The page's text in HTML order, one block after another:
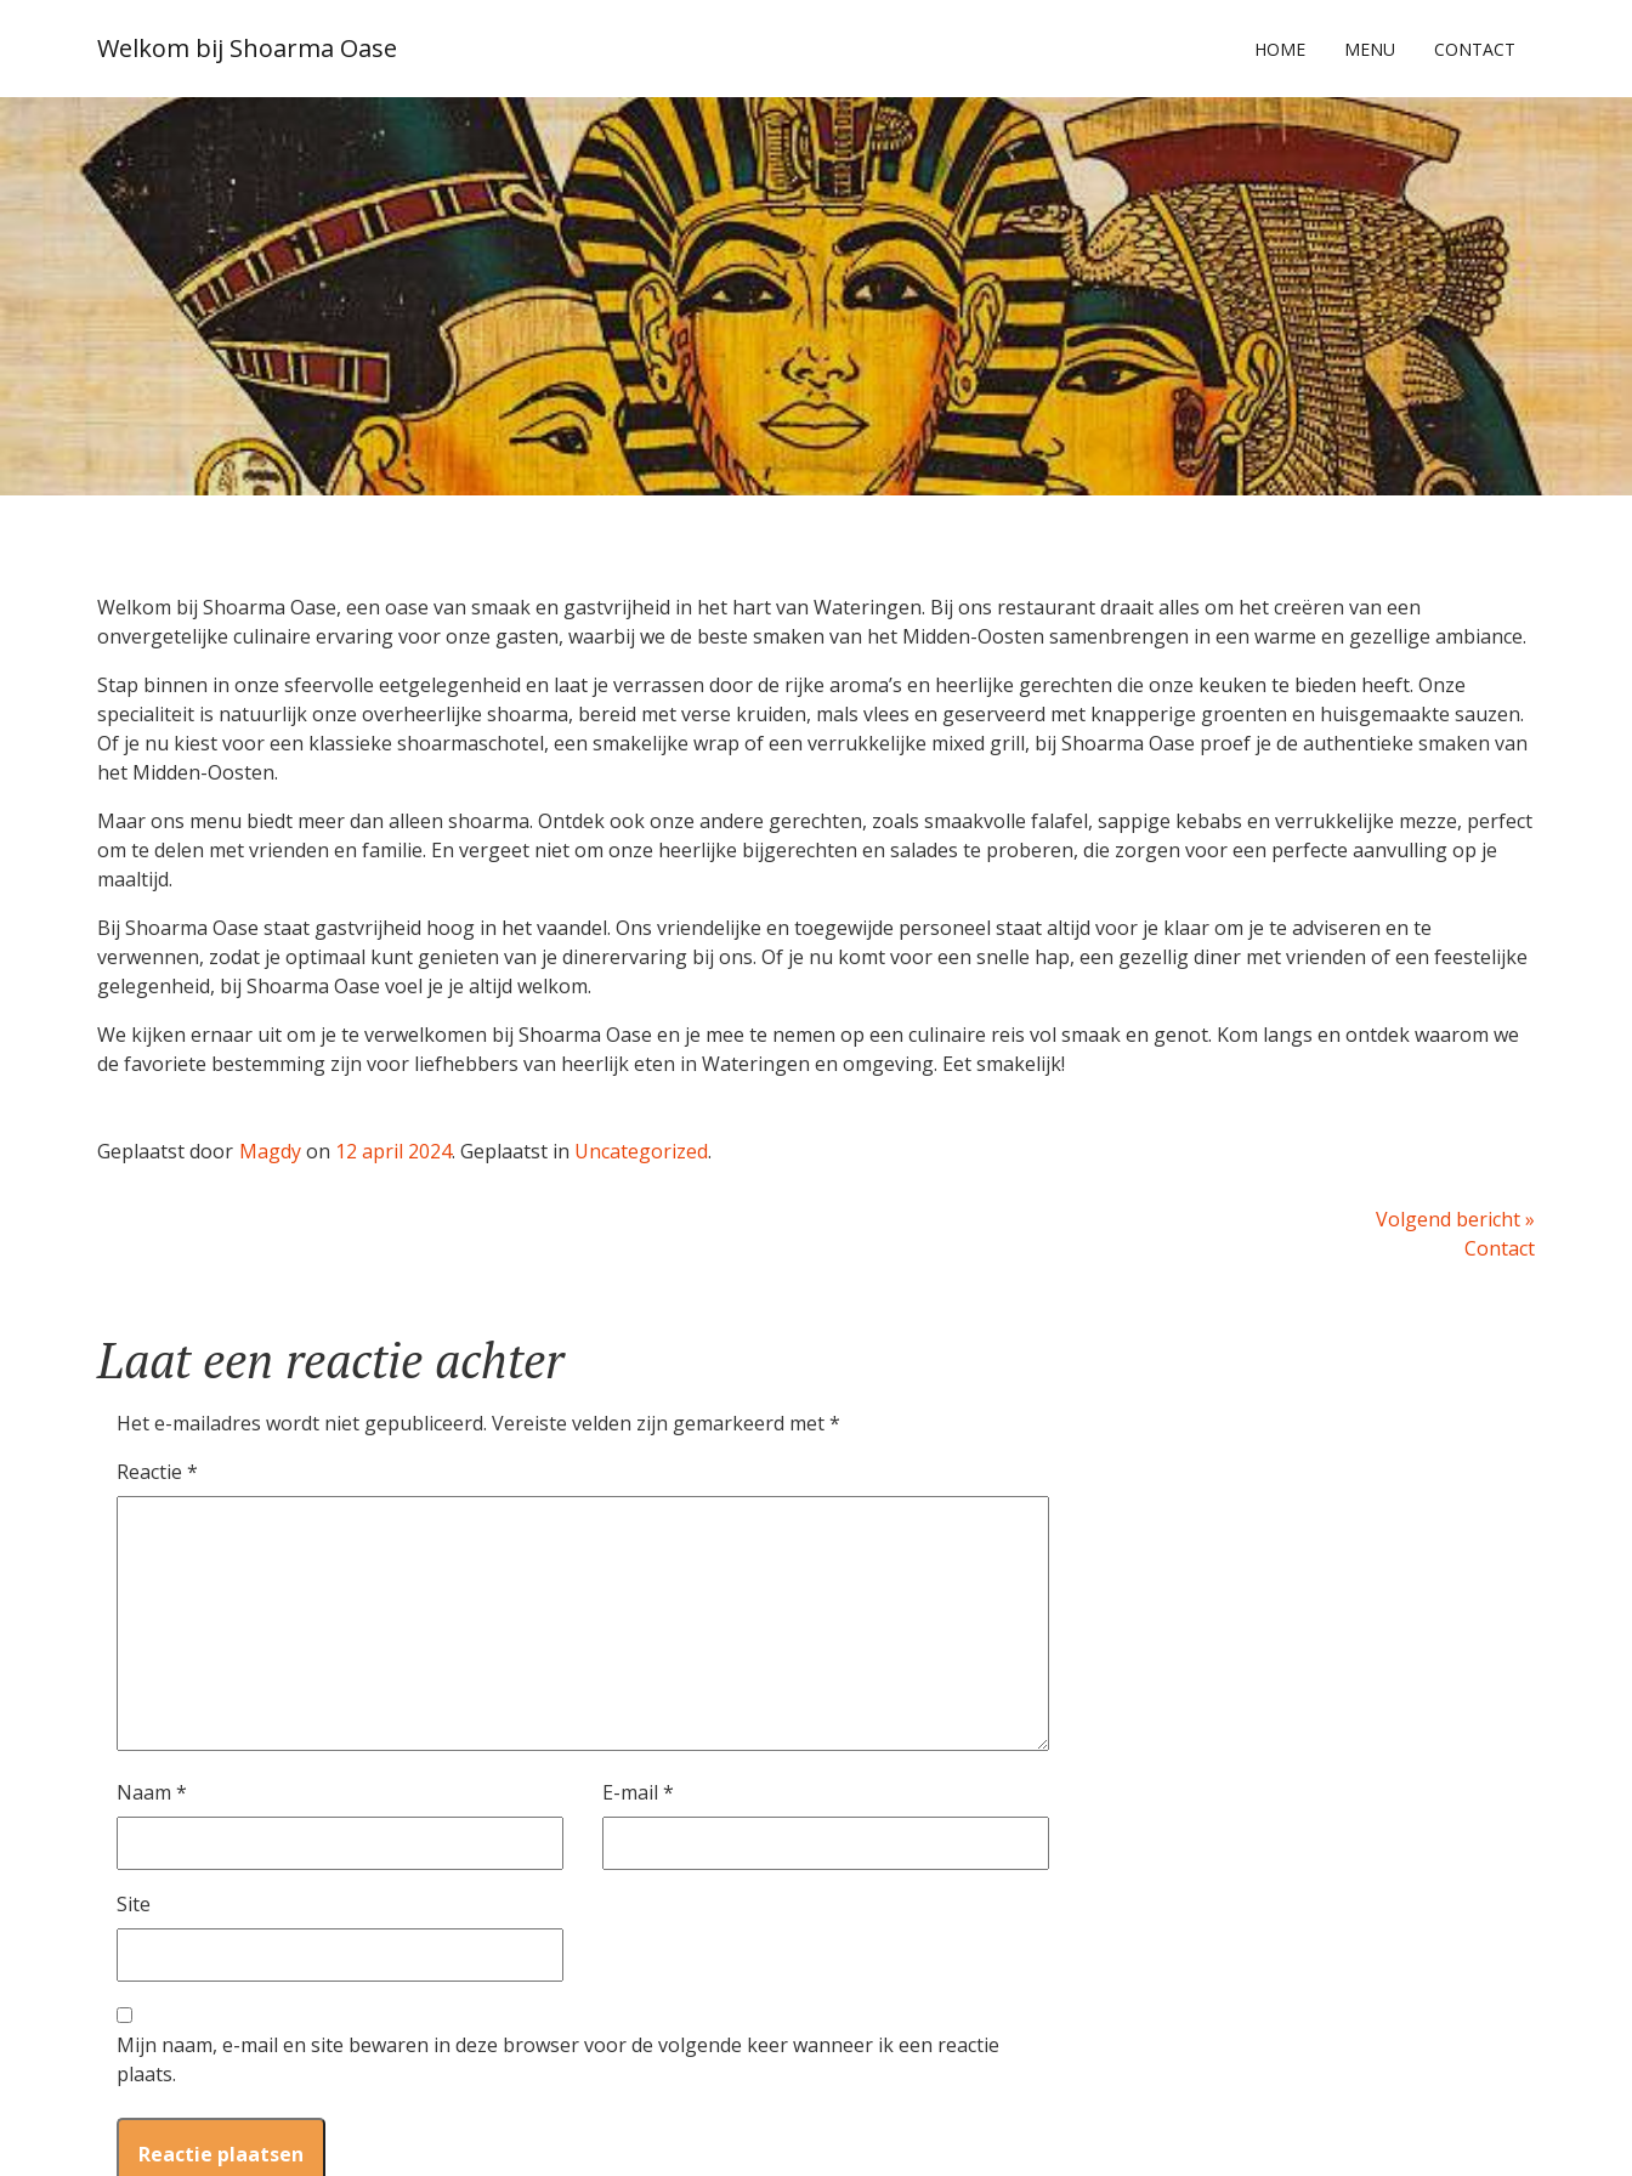
Welkom bij Shoarma Oase HOME MENU CONTACT
Welkom bij Shoarma Oase, een oase van smaak en gastvrijheid in het hart van Wateringen. Bij ons restaurant draait alles om het creëren van een
onvergetelijke culinaire ervaring voor onze gasten, waarbij we de beste smaken van het Midden-Oosten samenbrengen in een warme en gezellige ambiance.
Stap binnen in onze sfeervolle eetgelegenheid en laat je verrassen door de rijke aroma’s en heerlijke gerechten die onze keuken te bieden heeft. Onze
specialiteit is natuurlijk onze overheerlijke shoarma, bereid met verse kruiden, mals vlees en geserveerd met knapperige groenten en huisgemaakte sauzen.
Of je nu kiest voor een klassieke shoarmaschotel, een smakelijke wrap of een verrukkelijke mixed grill, bij Shoarma Oase proef je de authentieke smaken van
het Midden-Oosten.
Maar ons menu biedt meer dan alleen shoarma. Ontdek ook onze andere gerechten, zoals smaakvolle falafel, sappige kebabs en verrukkelijke mezze, perfect
om te delen met vrienden en familie. En vergeet niet om onze heerlijke bijgerechten en salades te proberen, die zorgen voor een perfecte aanvulling op je
maaltijd.
Bij Shoarma Oase staat gastvrijheid hoog in het vaandel. Ons vriendelijke en toegewijde personeel staat altijd voor je klaar om je te adviseren en te
verwennen, zodat je optimaal kunt genieten van je dinerervaring bij ons. Of je nu komt voor een snelle hap, een gezellig diner met vrienden of een feestelijke
gelegenheid, bij Shoarma Oase voel je je altijd welkom.
We kijken ernaar uit om je te verwelkomen bij Shoarma Oase en je mee te nemen op een culinaire reis vol smaak en genot. Kom langs en ontdek waarom we
de favoriete bestemming zijn voor liefhebbers van heerlijk eten in Wateringen en omgeving. Eet smakelijk!
Geplaatst door Magdyon 12 april 2024. Geplaatst in Uncategorized.
Volgend bericht »
bericht:
Contact
Laat een reactie achter
Het e-mailadres wordt niet gepubliceerd. Vereiste velden zijn gemarkeerd met*
Reactie *
Naam * E-mail *
Site
Mijn naam, e-mail en site bewaren in deze browser voor de volgende keer wanneer ik een reactie
plaats.